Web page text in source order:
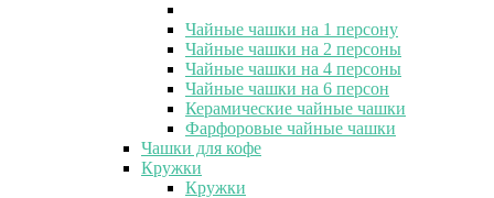
Чайные чашки на 1 персону
Чайные чашки на 2 персоны
Чайные чашки на 4 персоны
Чайные чашки на 6 персон
Керамические чайные чашки
Фарфоровые чайные чашки
Чашки для кофе
Кружки
Кружки